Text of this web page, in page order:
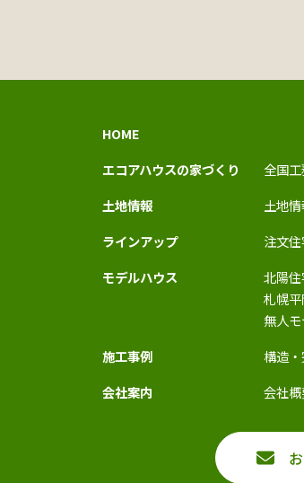
HOME
エコアハウスの家づくり
全国
土地情報
土地
ラインアップ
注文
モデルハウス
北陽
札幌
無人
施工事例
構造
会社案内
会社